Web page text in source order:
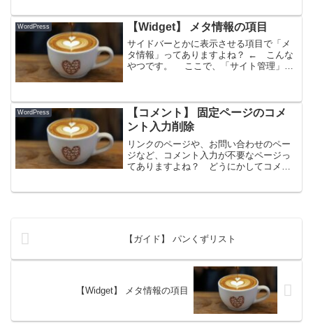
WordPress 【Widget】 メタ情報の項目
サイドバーとかに表示させる項目で「メ
タ情報」ってありますよね？ ← こんな
やつです。 ここで、「サイト管理」や
ということでネット...
WordPress
【コメント】 固定ページのコメ
ント入力削除
リンクのページや、お問い合わせのペー
ジなど、コメント入力が不要なページっ
てありますよね？ どうにかしてコメン
【ガイド】 パンくずリスト
【Widget】 メタ情報の項目